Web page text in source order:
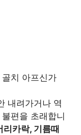
치 아프신가
내려가거나 역
편을 초래합니
리카락, 기름때